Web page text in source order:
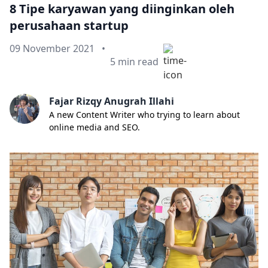
8 Tipe karyawan yang diinginkan oleh
perusahaan startup
Published on
09 November 2021
•
Min read
5 min read
Fajar Rizqy Anugrah Illahi
A new Content Writer who trying to learn about
online media and SEO.